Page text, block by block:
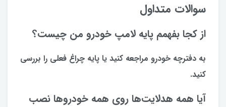
سوالات متداول
از کجا بفهمم پایه لامپ خودرو من چیست؟
به دفترچه خودرو مراجعه کنید یا پایه چراغ فعلی را بررسی
کنید.
آیا همه هدلایت‌ها روی همه خودروها نصب